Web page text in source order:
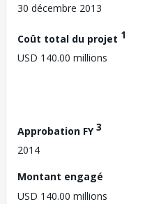
30 décembre 2013
Coût total du projet 1
USD 140.00 millions
Approbation FY3
2014
Montant engagé
USD 140.00 millions